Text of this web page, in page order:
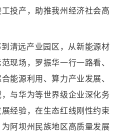
投产，助推我州经济社会高
清远产业园区，从新能源材
现场，罗振华一行一路看、
能源利用、算力产业发展、
与华为等世界级企业深化务
经验，在生态红线刚性约束
阿坝州民族地区高质量发展